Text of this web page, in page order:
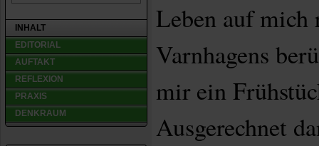
INHALT
EDITORIAL
AUFTAKT
REFLEXION
PRAXIS
DENKRAUM
Leben auf mich
Varnhagens
mir ein
Ausgerechnet